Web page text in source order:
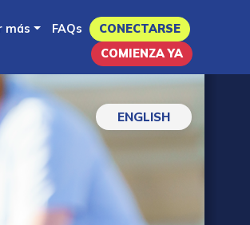
más FAQs
CONECTARSE
COMIENZA YA
ENGLISH